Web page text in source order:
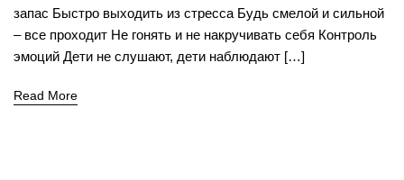
запас Быстро выходить из стресса Будь смелой и сильной
– все проходит Не гонять и не накручивать себя Контроль
эмоций Дети не слушают, дети наблюдают […]
Read More